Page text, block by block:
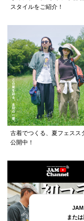
スタイルをご紹介！
古着でつくる、夏フェスス
公開中！
JAM
また